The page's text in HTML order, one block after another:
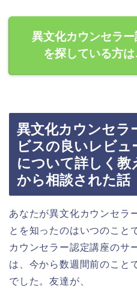
異文化カウンセラ
を探している方
異文化カウンセラ
ビスの良いレビ
について詳しく教
から相談された話
あなたが異文化カウンセラ
とを知ったのはいつのこと
カウンセラー認定講座のサ
は、今から数週間前のこと
でした。友達が、